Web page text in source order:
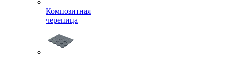
Композитная
черепица